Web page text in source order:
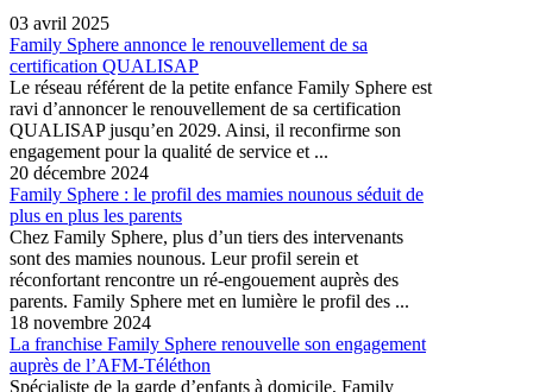
03 avril 2025
Family Sphere annonce le renouvellement de sa
certification QUALISAP
Le réseau référent de la petite enfance Family Sphere est
ravi d’annoncer le renouvellement de sa certification
QUALISAP jusqu’en 2029. Ainsi, il reconfirme son
engagement pour la qualité de service et ...
20 décembre 2024
Family Sphere : le profil des mamies nounous séduit de
plus en plus les parents
Chez Family Sphere, plus d’un tiers des intervenants
sont des mamies nounous. Leur profil serein et
réconfortant rencontre un ré-engouement auprès des
parents. Family Sphere met en lumière le profil des ...
18 novembre 2024
La franchise Family Sphere renouvelle son engagement
auprès de l’AFM-Téléthon
Spécialiste de la garde d’enfants à domicile, Family